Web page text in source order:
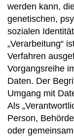
werden kann,
genetischen,
sozialen
„Verarbeitung“
Verfahren
Vorgangsreihe
Daten. Der
Umgang mit
Als
Person,
oder